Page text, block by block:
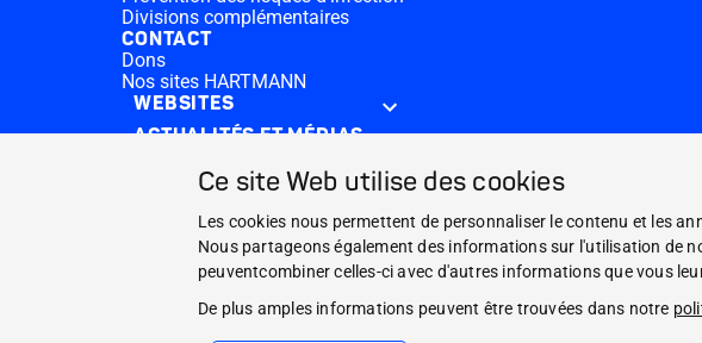
Ce site Web utilise des cookies
Les cookies nous permettent de personnaliser le contenu et les
Nous partageons également des informations sur l'utilisation de
peuventcombiner celles-ci avec d'autres informations que vous
De plus amples informations peuvent être trouvées dans notre
Divisions complémentaires
CONTACT
Dons
Nos sites HARTMANN
WEBSITES
ACTUALITÉS ET MÉDIAS
CECI EST NOTRE ADN